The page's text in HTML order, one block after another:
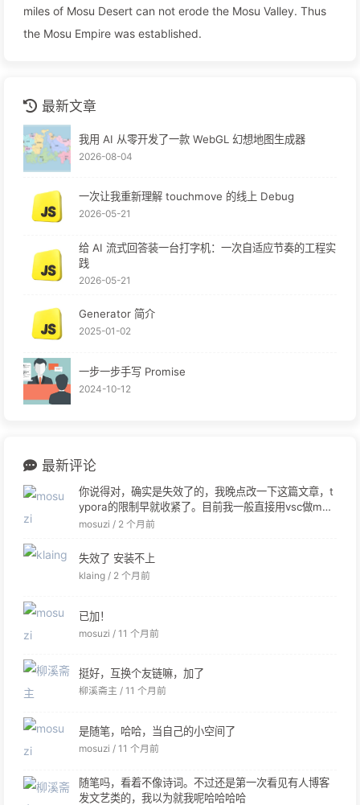
miles of Mosu Desert can not erode the Mosu Valley. Thus
the Mosu Empire was established.
最新文章
我用 AI 从零开发了一款 WebGL 幻想地图生成器
2026-08-04
一次让我重新理解 touchmove 的线上 Debug
2026-05-21
给 AI 流式回答装一台打字机：一次自适应节奏的工程实
践
2026-05-21
Generator 简介
2025-01-02
一步一步手写 Promise
2024-10-12
最新评论
你说得对，确实是失效了的，我晚点改一下这篇文章，t
ypora的限制早就收紧了。目前我一般直接用vsc做md
编辑器。
mosuzi / 2 个月前
失效了 安装不上
klaing / 2 个月前
已加！
mosuzi / 11 个月前
挺好，互换个友链嘛，加了
柳溪斋主 / 11 个月前
是随笔，哈哈，当自己的小空间了
mosuzi / 11 个月前
随笔吗，看着不像诗词。不过还是第一次看见有人博客
发文艺类的，我以为就我呢哈哈哈哈